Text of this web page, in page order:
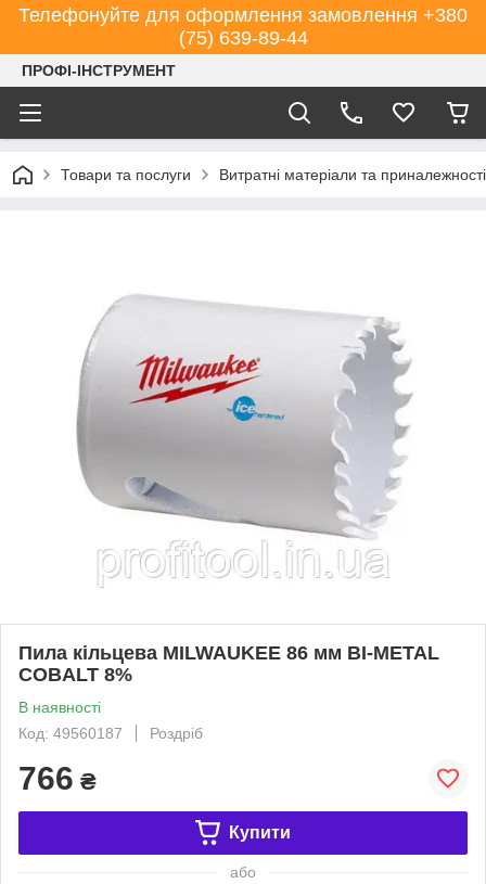
Телефонуйте для оформлення замовлення +380
(75) 639-89-44
ПРОФІ-ІНСТРУМЕНТ
Товари та послуги Витратні матеріали та
Пила кільцева MILWAUKEE 86 мм BI-METAL
COBALT 8%
В наявності
Код: 49560187
Роздріб
766 ₴
Купити
або